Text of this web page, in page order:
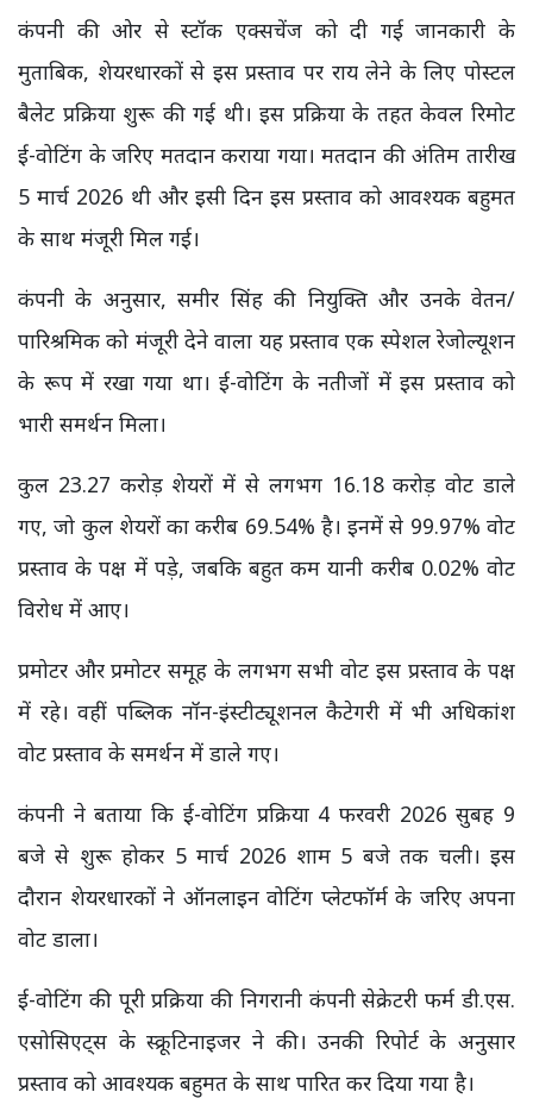
कंपनी की ओर से स्टॉक एक्सचेंज को दी गई जानकारी के
मुताबिक, शेयरधारकों से इस प्रस्ताव पर राय लेने के लिए पोस्टल
बैलेट प्रक्रिया शुरू की गई थी। इस प्रक्रिया के तहत केवल रिमोट
ई-वोटिंग के जरिए मतदान कराया गया। मतदान की अंतिम तारीख
5 मार्च 2026 थी और इसी दिन इस प्रस्ताव को आवश्यक बहुमत
के साथ मंजूरी मिल गई।
कंपनी के अनुसार, समीर सिंह की नियुक्ति और उनके वेतन/
पारिश्रमिक को मंजूरी देने वाला यह प्रस्ताव एक स्पेशल रेजोल्यूशन
के रूप में रखा गया था। ई-वोटिंग के नतीजों में इस प्रस्ताव को
भारी समर्थन मिला।
कुल 23.27 करोड़ शेयरों में से लगभग 16.18 करोड़ वोट डाले
गए, जो कुल शेयरों का करीब 69.54% है। इनमें से 99.97% वोट
प्रस्ताव के पक्ष में पड़े, जबकि बहुत कम यानी करीब 0.02% वोट
विरोध में आए।
प्रमोटर और प्रमोटर समूह के लगभग सभी वोट इस प्रस्ताव के पक्ष
में रहे। वहीं पब्लिक नॉन-इंस्टीट्यूशनल कैटेगरी में भी अधिकांश
वोट प्रस्ताव के समर्थन में डाले गए।
कंपनी ने बताया कि ई-वोटिंग प्रक्रिया 4 फरवरी 2026 सुबह 9
बजे से शुरू होकर 5 मार्च 2026 शाम 5 बजे तक चली। इस
दौरान शेयरधारकों ने ऑनलाइन वोटिंग प्लेटफॉर्म के जरिए अपना
वोट डाला।
ई-वोटिंग की पूरी प्रक्रिया की निगरानी कंपनी सेक्रेटरी फर्म डी.एस.
एसोसिएट्स के स्क्रूटिनाइजर ने की। उनकी रिपोर्ट के अनुसार
प्रस्ताव को आवश्यक बहुमत के साथ पारित कर दिया गया है।